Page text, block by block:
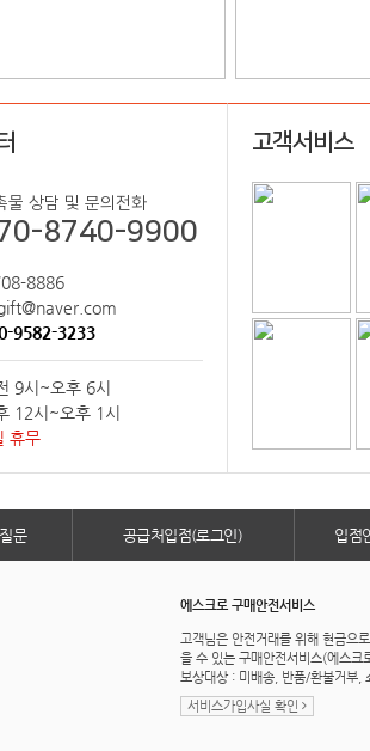
물 상담 및 문의전화
8740-9900
8886
9582-3233
9시~오후 6시
12시~오후 1시
휴무
고객서비스
문 공급처입점(로그인) 입점
에스크로 구매안전서비스
고객님은 안전거래를 위해 현금으
을 수 있는 구매안전서비스(에스크
보상대상 : 미배송, 반품/환불거부,
서비스가입사실 확인